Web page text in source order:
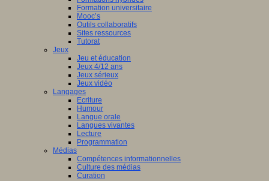
Formation universitaire
Mooc’s
Outils collaboratifs
Sites ressources
Tutorat
Jeux
Jeu et éducation
Jeux 4/12 ans
Jeux sérieux
Jeux vidéo
Langages
Ecriture
Humour
Langue orale
Langues vivantes
Lecture
Programmation
Médias
Compétences informationnelles
Culture des médias
Curation